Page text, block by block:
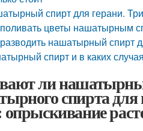
спирт для герани.
цветы нашатырным
нашатырный спирт
спирт и в каких
ли
спирта